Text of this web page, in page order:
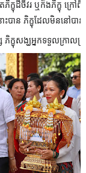
ខុដីចីវរ ឬក៏ងភិក្ខុ ក្រៅពី
បាន ភិក្ខុដែលមិននៅបា
ភិក្ខុសង្ឃអ្នកទទួលក្រា